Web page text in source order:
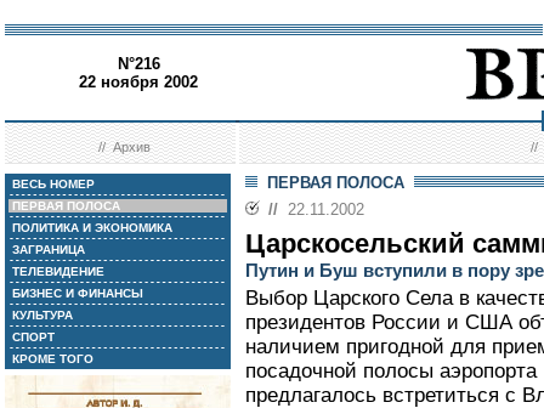
N°216
22 ноября 2002
//Архив //
ВЕСЬ НОМЕР
ПЕРВАЯ ПОЛОСА
ПОЛИТИКА И ЭКОНОМИКА
ЗАГРАНИЦА
ТЕЛЕВИДЕНИЕ
БИЗНЕС И ФИНАНСЫ
КУЛЬТУРА
СПОРТ
КРОМЕ ТОГО
ПЕРВАЯ ПОЛОСА
// 22.11.2002
Царскосельский
Путин и Буш вступили в пору
Выбор Царского Села в
президентов России и США
наличием пригодной для
посадочной полосы
предлагалось встретиться